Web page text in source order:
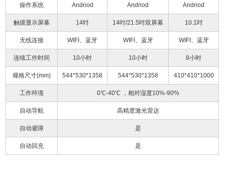
操作系统 Andriod Andriod Andriod
触摸显示屏幕 14吋 14吋/21.5吋双屏幕 10.1吋
无线连接 WIFI、蓝牙 WIFI、蓝牙 WIFI、蓝牙
连续工作时间 10小时 10小时 8小时
规格尺寸(mm) 544*530*1358 544*530*1358 410*410*1000
工作环境 0℃-40℃ ，相对湿度10%-90%
自动导航 高精度激光雷达
自动避障 是
自动回充 是